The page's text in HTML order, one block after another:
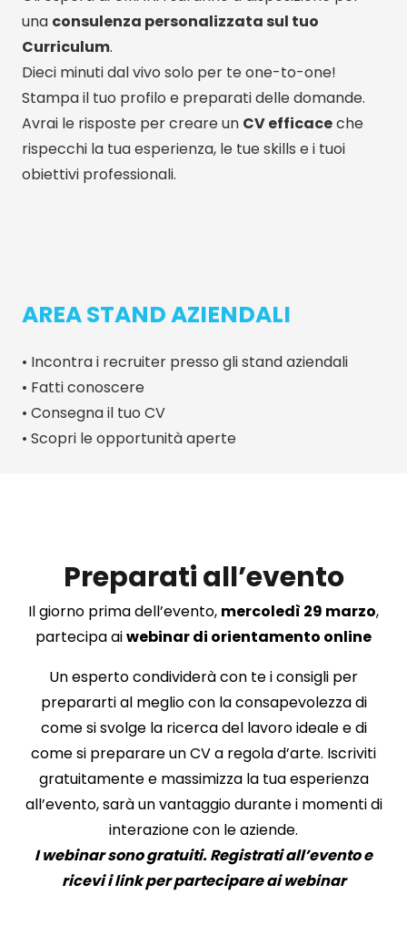
una consulenza personalizzata sul tuo
Curriculum.
Dieci minuti dal vivo solo per te one-to-one!
Stampa il tuo profilo e preparati delle domande.
Avrai le risposte per creare un CV efficaceche
rispecchi la tua esperienza, le tue skills e i tuoi
obiettivi professionali.
AREA STAND AZIENDALI
• Incontra i recruiter presso gli stand aziendali
• Fatti conoscere
• Consegna il tuo CV
• Scopri le opportunità aperte
Preparati all’evento
Il giorno prima dell’evento, mercoledì 29 marzo,
partecipa aiwebinar di orientamento online
Un esperto condividerà con te i consigli per
prepararti al meglio con la consapevolezza di
come si svolge la ricerca del lavoro ideale e di
come si preparare un CV a regola d’arte. Iscriviti
gratuitamente e massimizza la tua esperienza
all’evento, sarà un vantaggio durante i momenti di
interazione con le aziende.
I webinar sono gratuiti.Registrati all’evento e
ricevi i link per partecipare ai webinar